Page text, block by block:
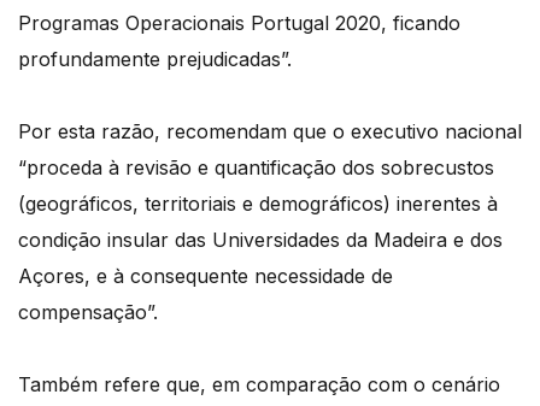
Programas Operacionais Portugal 2020, ficando
profundamente prejudicadas”.
Por esta razão, recomendam que o executivo nacional
“proceda à revisão e quantificação dos sobrecustos
(geográficos, territoriais e demográficos) inerentes à
condição insular das Universidades da Madeira e dos
Açores, e à consequente necessidade de
compensação”.
Também refere que, em comparação com o cenário